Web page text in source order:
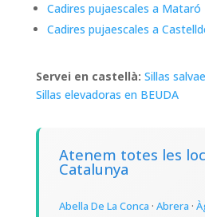
Cadires pujaescales a Mataró
Cadires pujaescales a
Servei en castellà: Sillas
Sillas elevadoras en BEUDA
Atenem totes les
Catalunya
Abella De La Conca · Abrera ·